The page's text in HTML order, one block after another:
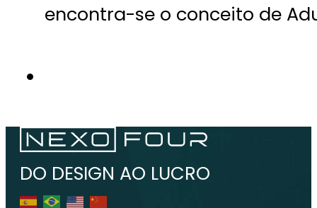
encontra-se o conceito de
DO DESIGN AO LUCRO